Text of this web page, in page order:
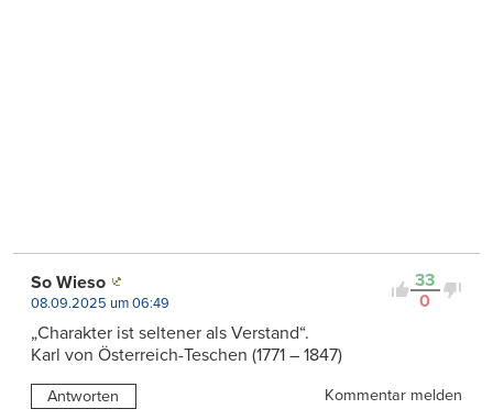
33
0
So Wieso
08.09.2025 um 06:49
„Charakter ist seltener als Verstand“.
Karl von Österreich-Teschen (1771 – 1847)
Antworten Kommentar melden